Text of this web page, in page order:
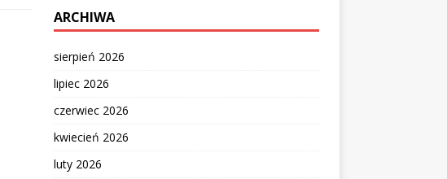
ARCHIWA
sierpień 2026
lipiec 2026
czerwiec 2026
kwiecień 2026
luty 2026